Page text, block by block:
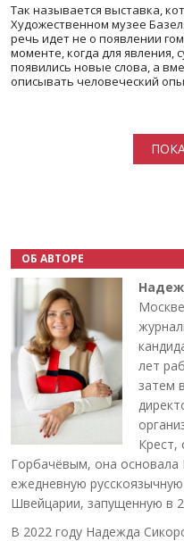
Так называется выставка,
Художественном музее
речь идет не о появлении
моменте, когда для явления,
появились новые слова, а
описывать человеческий
ОБ АВТОРЕ
лет
затем
Крест,
Горбачёвым, она основала
ежедневную
Швейцарии, запущенную в
В 2022 году Надежда